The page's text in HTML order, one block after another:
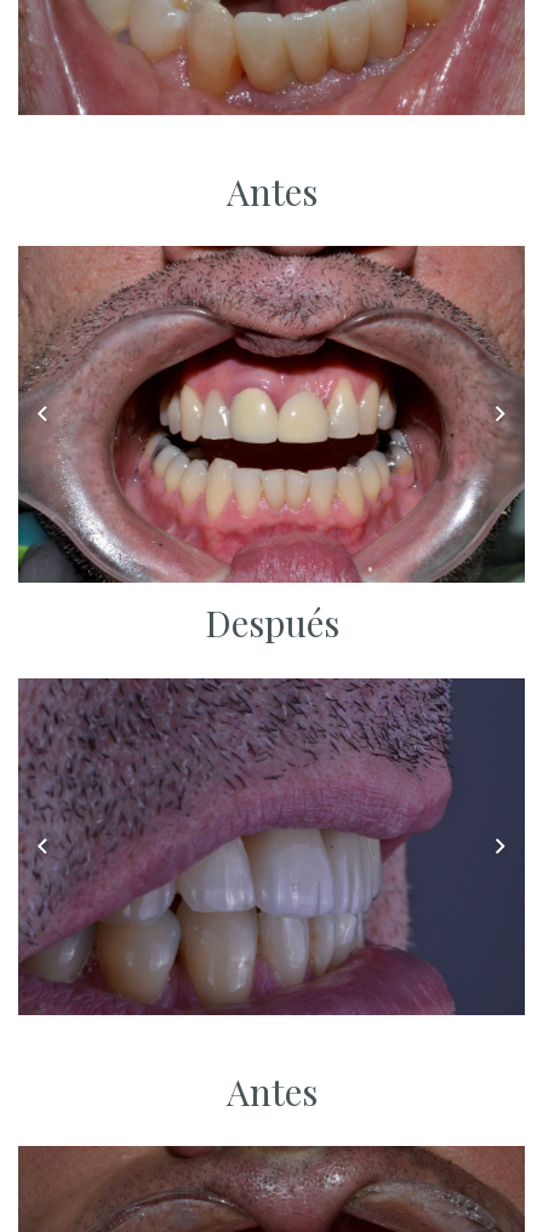
Antes
Después
Antes